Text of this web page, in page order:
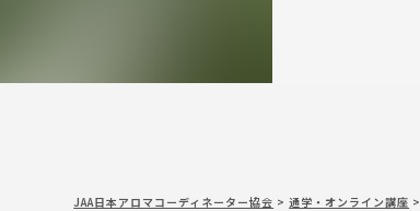
JAA日本アロマコーディネーター協会 >通学・オンライン講座 >